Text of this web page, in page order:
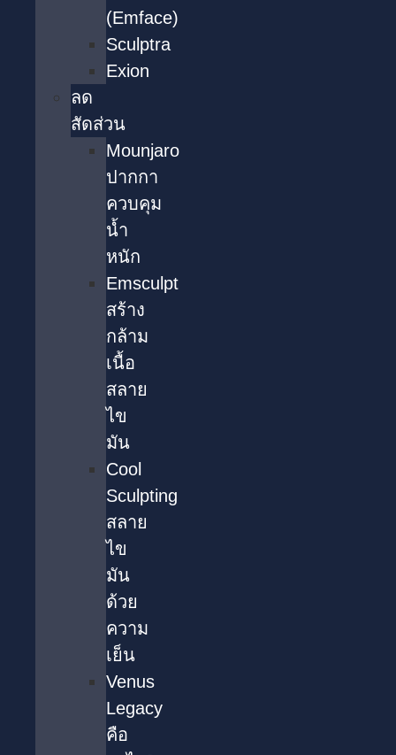
(Emface)
Sculptra
Exion
ลด
สัดส่วน
Mounjaro
ปากกา
ควบคุม
น้ำ
หนัก
Emsculpt
สร้าง
กล้าม
เนื้อ
สลาย
ไข
มัน
Cool
Sculpting
สลาย
ไข
มัน
ด้วย
ความ
เย็น
Venus
Legacy
คือ